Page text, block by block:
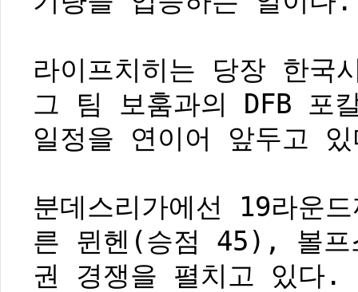
라이프치히는 당장 한
그 팀 보훔과의 DFB 포
일정을 연이어 앞두고
분데스리가에선 19라운
른 뮌헨(승점 45), 볼프
권 경쟁을 펼치고 있다.